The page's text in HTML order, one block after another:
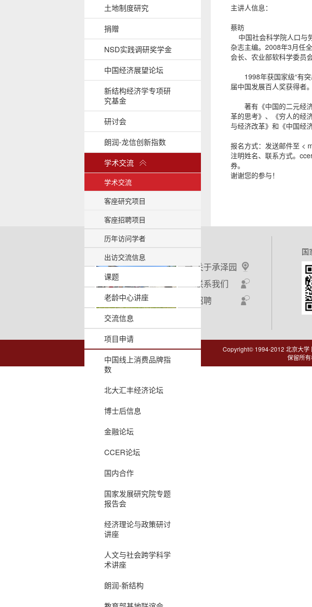
o
土地制度研究
捐赠
NSD实践调研奖学金
中国经济展望论坛
新结构经济学专项研
究基金
研讨会
朗润-龙信创新指数
学术交流
开
收
学术交流
客座研究项目
客座招聘项目
历年访问学者
出访交流信息
课题
老龄中心讲座
交流信息
项目申请
中国线上消费品牌指
数
北大汇丰经济论坛
博士后信息
金融论坛
CCER论坛
国内合作
国家发展研究院专题
报告会
经济理论与政策研讨
讲座
人文与社会跨学科学
术讲座
朗润-新结构
主讲人信息：
蔡昉
中国社会科学院人口与
杂志主编。2008年3月任
会长、农业部软科学委员
1998年获国家级“有突
届中国发展百人奖获得者。
著有《中国的二元经济
革的思考》、《穷人的经
与经济改革》和《中国经
报名方式：发送邮件至 <
注明姓名、联系方式。
券。
谢谢您的参与！
关于承泽园
联系我们
招聘
国
Copyright© 1994-2012 北京大学
保留所